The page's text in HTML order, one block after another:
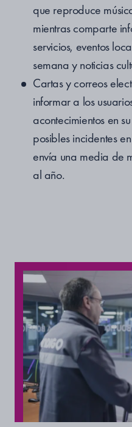
que reproduce
mientras comparte
servicios, eventos
semana y noticias
Cartas y correos
informar a los
acontecimientos en
posibles incidentes
envía una media de
al año.